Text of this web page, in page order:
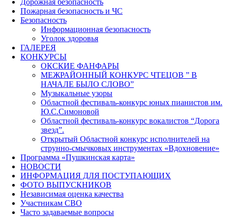
Пожарная безопасность и ЧС
Безопасность
Информационная безопасность
Уголок здоровья
ГАЛЕРЕЯ
КОНКУРСЫ
ОКСКИЕ ФАНФАРЫ
МЕЖРАЙОННЫЙ КОНКУРС ЧТЕЦОВ ” В
НАЧАЛЕ БЫЛО СЛОВО”
Музыкальные узоры
Областной фестиваль-конкурс юных пианистов им.
Ю.С.Симоновой
Областной фестиваль-конкурс вокалистов “Дорога
звезд”.
Открытый Областной конкурс исполнителей на
струнно-смычковых инструментах «Вдохновение»
Программа «Пушкинская карта»
НОВОСТИ
ИНФОРМАЦИЯ ДЛЯ ПОСТУПАЮЩИХ
ФОТО ВЫПУСКНИКОВ
Независимая оценка качества
Участникам СВО
Часто задаваемые вопросы